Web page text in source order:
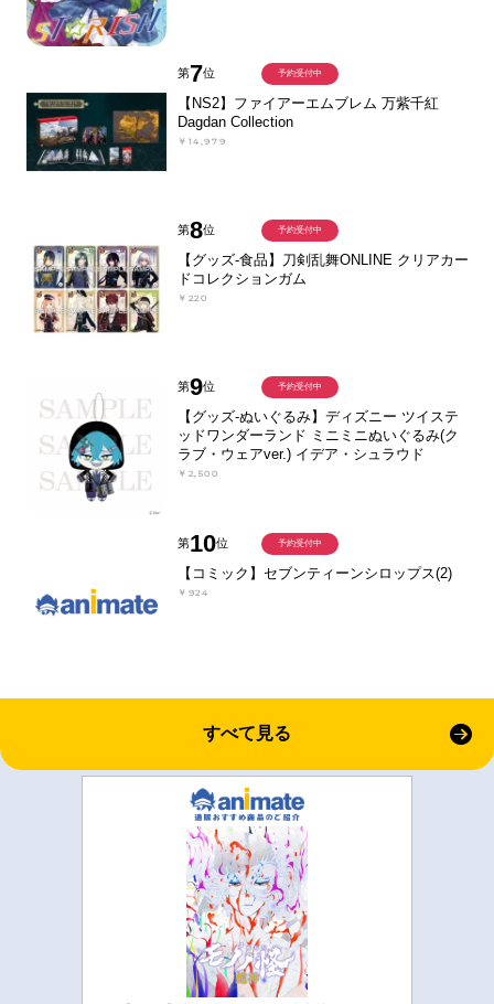
第7位
【NS2】ファイアーエムブレム 万紫千紅
Dagdan Collection
￥14,979
予約受付中
第8位
【グッズ-食品】刀剣乱舞ONLINE クリアカー
ドコレクションガム
￥220
予約受付中
第9位
【グッズ-ぬいぐるみ】ディズニー ツイステ
ッドワンダーランド ミニミニぬいぐるみ(ク
ラブ・ウェアver.) イデア・シュラウド
￥2,500
予約受付中
第10位
【コミック】セブンティーンシロップス(2)
￥924
予約受付中
すべて見る